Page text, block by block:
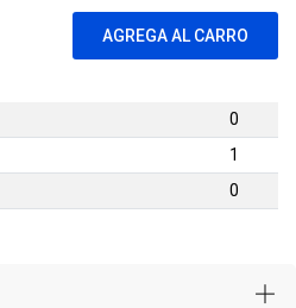
AGREGA AL CARRO
0
1
0